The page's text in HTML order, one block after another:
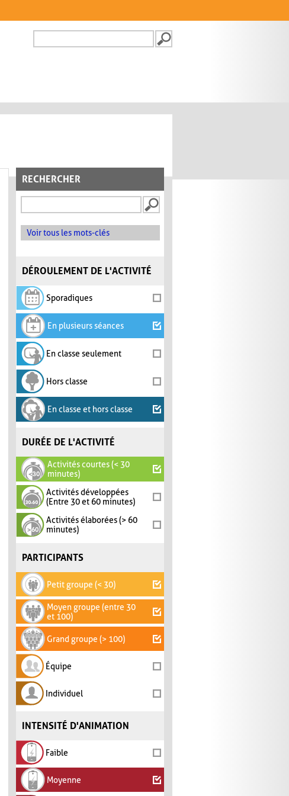
FORMULAIRE DE
RECHERCHER
Voir tous les mots-clés
DÉROULEMENT DE L'ACTIVITÉ
Sporadiques
En plusieurs séances
En classe seulement
Hors classe
En classe et hors classe
DURÉE DE L'ACTIVITÉ
Activités courtes (< 30
minutes)
Activités développées
(Entre 30 et 60 minutes)
Activités élaborées (> 60
minutes)
PARTICIPANTS
Petit groupe (< 30)
Moyen groupe (entre 30
et 100)
Grand groupe (> 100)
Équipe
Individuel
INTENSITÉ D'ANIMATION
Faible
Moyenne